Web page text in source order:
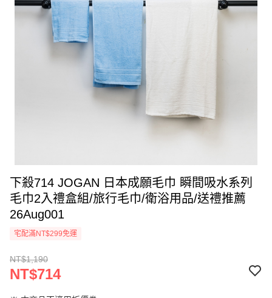
下殺714 JOGAN 日本成願毛巾 瞬間吸水系列
毛巾2入禮盒組/旅行毛巾/衛浴用品/送禮推薦
26Aug001
宅配滿NT$299免運
NT$1,190
NT$714